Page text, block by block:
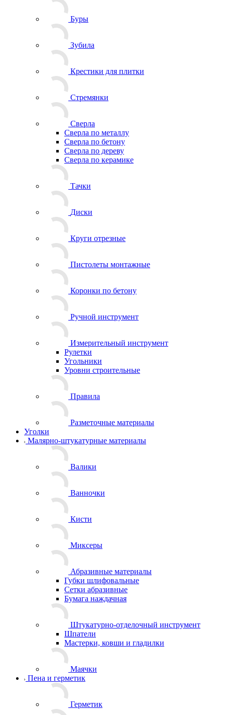
Буры
Зубила
Крестики для плитки
Стремянки
Сверла
Сверла по металлу
Сверла по бетону
Сверла по дереву
Сверла по керамике
Тачки
Диски
Круги отрезные
Пистолеты монтажные
Коронки по бетону
Ручной инструмент
Измерительный инструмент
Рулетки
Угольники
Уровни строительные
Правила
Разметочные материалы
Уголки
Малярно-штукатурные материалы
Валики
Ванночки
Кисти
Миксеры
Абразивные материалы
Губки шлифовальные
Сетки абразивные
Бумага наждачная
Штукатурно-отделочный инструмент
Шпатели
Мастерки, ковши и гладилки
Маячки
Пена и герметик
Герметик